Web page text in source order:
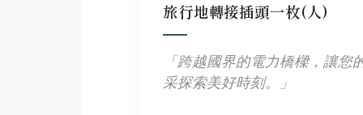
旅行地轉接插頭一枚(人)
「跨越國界的電力橋樑，讓您
采探索美好時刻。」